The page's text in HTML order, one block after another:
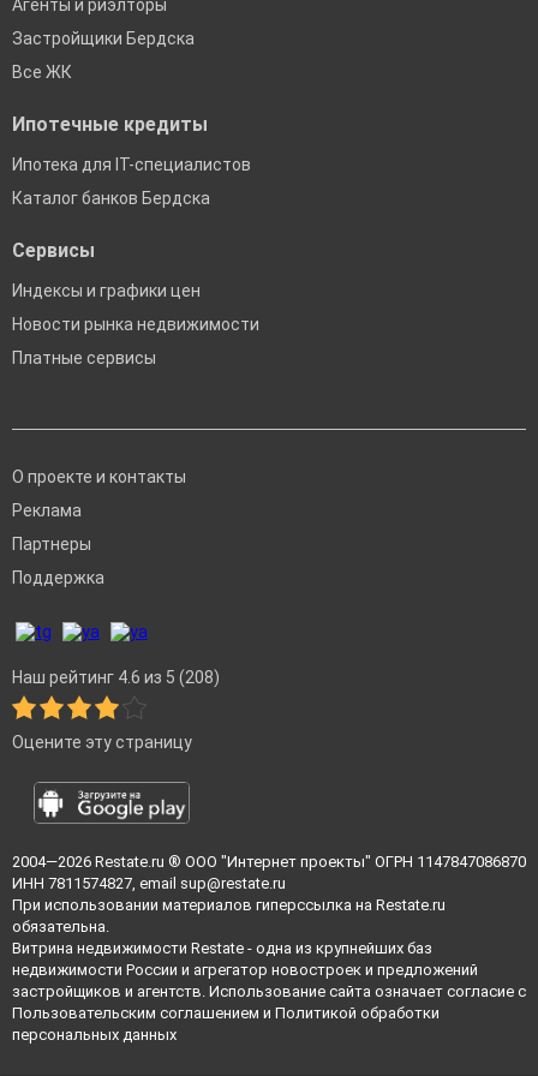
Агенты и риэлторы
Застройщики Бердска
Все ЖК
Ипотечные кредиты
Ипотека для IT-специалистов
Каталог банков Бердска
Сервисы
Индексы и графики цен
Новости рынка недвижимости
Платные сервисы
О проекте и контакты
Реклама
Партнеры
Поддержка
Наш рейтинг 4.6 из 5 (208)
Оцените эту страницу
2004—2026 Restate.ru ® ООО "Интернет проекты" ОГРН 1147847086870
ИНН 7811574827, email sup@restate.ru
При использовании материалов гиперссылка на Restate.ru
обязательна.
Витрина недвижимости Restate - одна из крупнейших баз
недвижимости России и агрегатор новостроек и предложений
застройщиков и агентств. Использование сайта означает согласие с
Пользовательским соглашением и Политикой обработки
персональных данных